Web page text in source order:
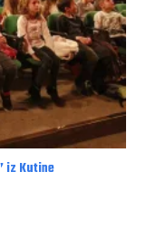
iz Kutine